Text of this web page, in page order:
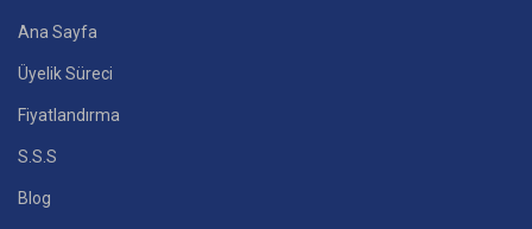
Ana Sayfa
Üyelik Süreci
Fiyatlandırma
S.S.S
Blog